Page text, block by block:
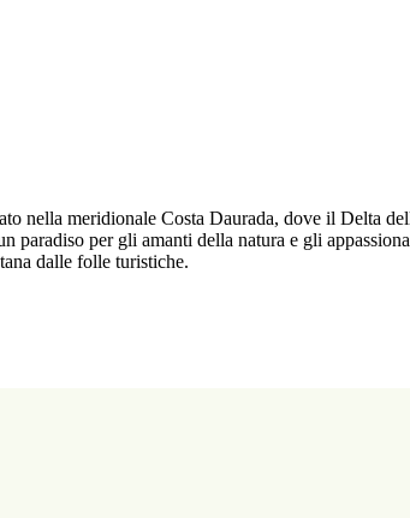
nella meridionale Costa Daurada, dove il Delta
paradiso per gli amanti della natura e gli
dalle folle turistiche.